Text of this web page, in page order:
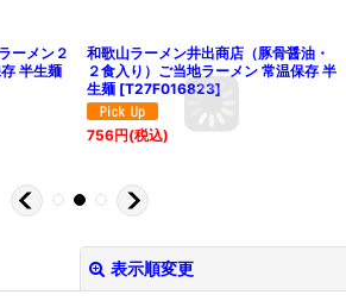
ーメン２
半生麺
和歌山ラーメン井出商店（豚骨醤油・
２食入り）ご当地ラーメン 常温保存 半
生麺 [T27F016823]
756円(税込)
表示順変更